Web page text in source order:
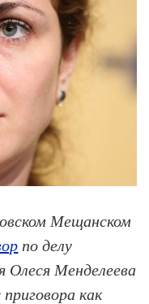
Мещанском
по делу
Олеся Менделеева
как